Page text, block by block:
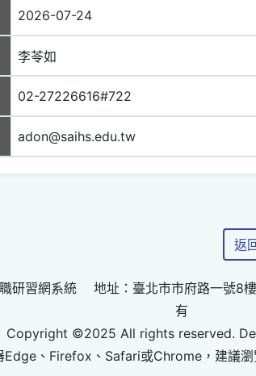
2026-07-24
李苓如
02-27226616#722
adon@saihs.edu.tw
返
研習網系統 地址：臺北市市府路一號8
有
Copyright ©2025 All rights reserved.
Edge、Firefox、Safari或Chrome，建議